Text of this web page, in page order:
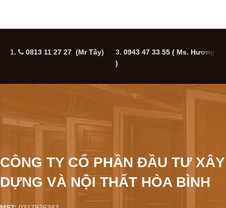
1. 0813 11 27 27 (Mr Tây) 3. 0943 47 33 55 ( Ms. Hương
)
CÔNG TY CỔ PHẦN ĐẦU TƯ XÂY
DỰNG VÀ NỘI THẤT HÒA BÌNH